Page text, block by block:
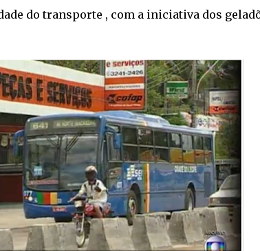
do transporte , com a iniciativa dos